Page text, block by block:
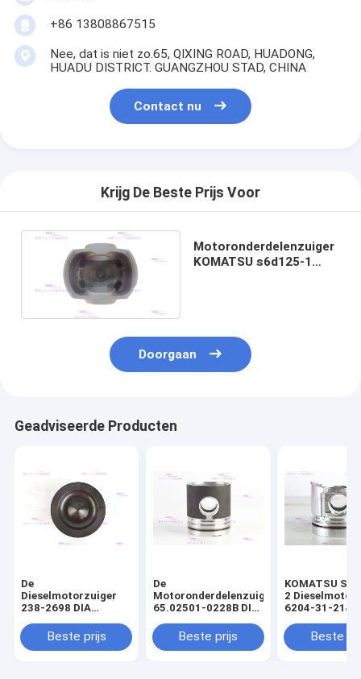
+86 13808867515
Nee, dat is niet zo.65, QIXING ROAD, HUADONG,
HUADU DISTRICT. GUANGZHOU STAD, CHINA
Contact nu
Krijg De Beste Prijs Voor
Motoronderdelenzuiger
KOMATSU s6d125-1
Doorgaan
Geadviseerde Producten
De
Dieselmotorzuiger
238-2698 DIA
CATERPILLARR C7
Beste prijs
De
Motoronderdelenzuiger
65.02501-0228B DIA
DE08TBeste prijs
KOMATSU
2
6204-31-2141
Beste